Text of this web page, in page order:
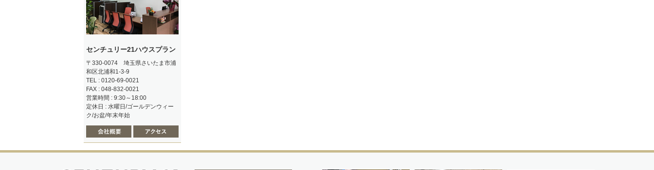
センチュリー21ハウスプラン
〒330-0074 埼玉県さいたま市浦
和区北浦和1-3-9
TEL : 0120-69-0021
FAX : 048-832-0021
営業時間 : 9:30～18:00
定休日 : 水曜日/ゴールデンウィー
ク/お盆/年末年始